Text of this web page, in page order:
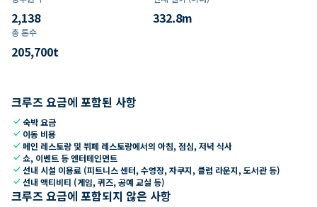
2,138 332.8m
총 톤수
205,700t
크루즈 요금에 포함된 사항
check숙박 요금
check 이동 비용
check 메인 레스토랑 및 뷔페 레스토랑에서의 아침, 점심, 저녁 식사
check쇼, 이벤트 등 엔터테인먼트
check선내 시설 이용료 (피트니스 센터, 수영장, 자쿠지, 클럽 라운지, 도서관 등)
check선내 액티비티 (게임, 퀴즈, 공예 교실 등)
크루즈 요금에 포함되지 않은 사항